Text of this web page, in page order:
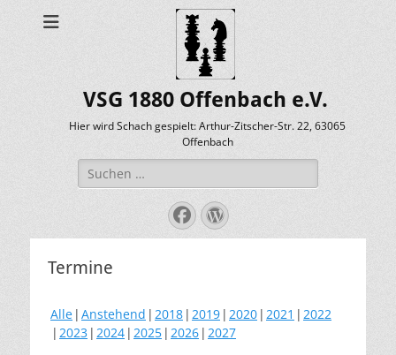
VSG 1880 Offenbach e.V.
Hier wird Schach gespielt: Arthur-Zitscher-Str. 22, 63065
Offenbach
Suche
nach:
Facebook
WordPress
Termine
Alle Anstehend 2018 2019 2020 2021
2022
2023 2024 2025 2026 2027